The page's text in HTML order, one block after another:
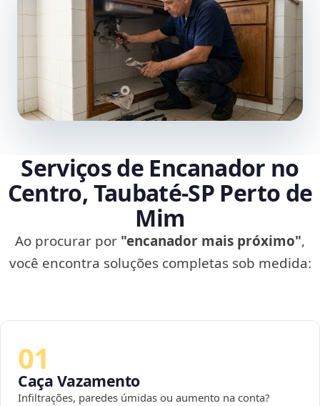
Serviços de Encanador no
Centro, Taubaté‑SP Perto de
Mim
Ao procurar por "encanador mais próximo",
você encontra soluções completas sob medida:
01
Caça Vazamento
Infiltrações, paredes úmidas ou aumento na conta?